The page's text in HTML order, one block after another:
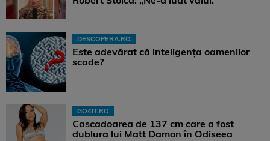
DESCOPERA.RO
Este adevărat că inteligența oamenilor
scade?
GO4IT.RO
Cascadoarea de 137 cm care a fost
dublura lui Matt Damon în Odiseea